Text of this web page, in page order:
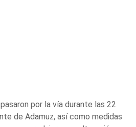
por la vía durante las 22
de Adamuz, así como medidas